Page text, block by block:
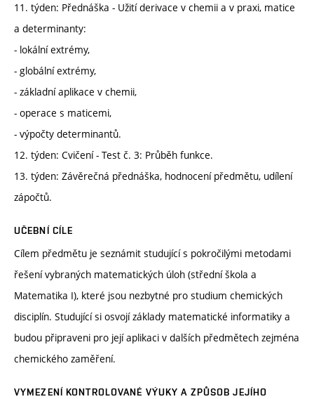
11. týden: Přednáška - Užití derivace v chemii a v praxi, matice
a determinanty:
- lokální extrémy,
- globální extrémy,
- základní aplikace v chemii,
- operace s maticemi,
- výpočty determinantů.
12. týden: Cvičení - Test č. 3: Průběh funkce.
13. týden: Závěrečná přednáška, hodnocení předmětu, udílení
zápočtů.
UČEBNÍ CÍLE
Cílem předmětu je seznámit studující s pokročilými metodami
řešení vybraných matematických úloh (střední škola a
Matematika I), které jsou nezbytné pro studium chemických
disciplín. Studující si osvojí základy matematické informatiky a
budou připraveni pro její aplikaci v dalších předmětech zejména
chemického zaměření.
VYMEZENÍ KONTROLOVANÉ VÝUKY A ZPŮSOB JEJÍHO